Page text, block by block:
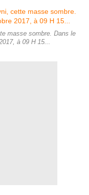
masse sombre. Dans le
à 09 H 15...